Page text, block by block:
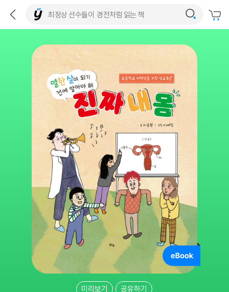
미리보기 공유하기